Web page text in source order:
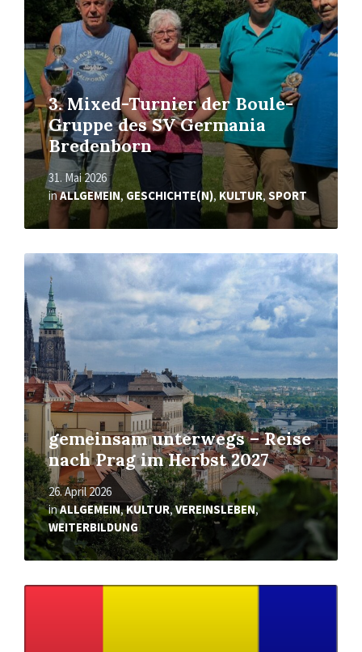
3. Mixed-Turnier der Boule-
Gruppe des SV Germania
Bredenborn
31. Mai 2026
inALLGEMEIN, GESCHICHTE(N), KULTUR, SPORT
gemeinsam unterwegs – Reise
nach Prag im Herbst 2027
26. April 2026
inALLGEMEIN,KULTUR,VEREINSLEBEN,
WEITERBILDUNG
Mehr
erfahren
Mehr